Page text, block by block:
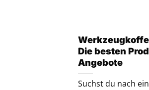
Die besten
Angebote
Suchst du nach